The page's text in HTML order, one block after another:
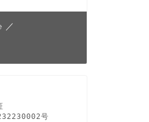
／
号